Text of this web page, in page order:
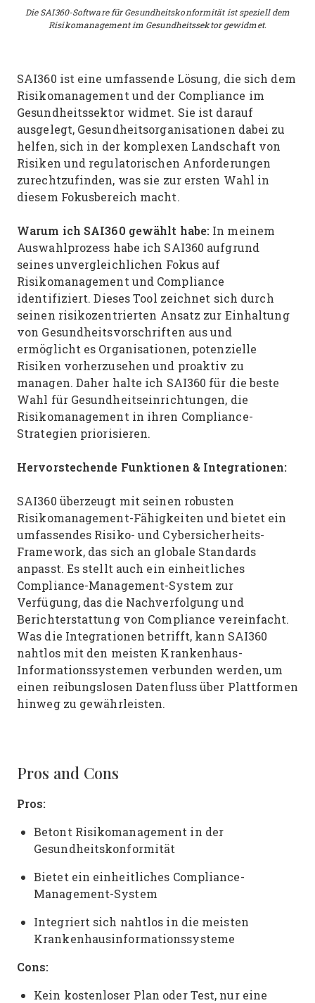
Die SAI360-Software für Gesundheitskonformität ist speziell dem
Risikomanagement im Gesundheitssektor gewidmet.
SAI360 ist eine umfassende Lösung, die sich dem
Risikomanagement und der Compliance im
Gesundheitssektor widmet. Sie ist darauf
ausgelegt, Gesundheitsorganisationen dabei zu
helfen, sich in der komplexen Landschaft von
Risiken und regulatorischen Anforderungen
zurechtzufinden, was sie zur ersten Wahl in
diesem Fokusbereich macht.
Warum ich SAI360 gewählt habe: In meinem
Auswahlprozess habe ich SAI360 aufgrund
seines unvergleichlichen Fokus auf
Risikomanagement und Compliance
identifiziert. Dieses Tool zeichnet sich durch
seinen risikozentrierten Ansatz zur Einhaltung
von Gesundheitsvorschriften aus und
ermöglicht es Organisationen, potenzielle
Risiken vorherzusehen und proaktiv zu
managen. Daher halte ich SAI360 für die beste
Wahl für Gesundheitseinrichtungen, die
Risikomanagement in ihren Compliance-
Strategien priorisieren.
Hervorstechende Funktionen & Integrationen:
SAI360 überzeugt mit seinen robusten
Risikomanagement-Fähigkeiten und bietet ein
umfassendes Risiko- und Cybersicherheits-
Framework, das sich an globale Standards
anpasst. Es stellt auch ein einheitliches
Compliance-Management-System zur
Verfügung, das die Nachverfolgung und
Berichterstattung von Compliance vereinfacht.
Was die Integrationen betrifft, kann SAI360
nahtlos mit den meisten Krankenhaus-
Informationssystemen verbunden werden, um
einen reibungslosen Datenfluss über Plattformen
hinweg zu gewährleisten.
Pros and Cons
Pros:
Betont Risikomanagement in der
Gesundheitskonformität
Bietet ein einheitliches Compliance-
Management-System
Integriert sich nahtlos in die meisten
Krankenhausinformationssysteme
Cons:
Kein kostenloser Plan oder Test, nur eine